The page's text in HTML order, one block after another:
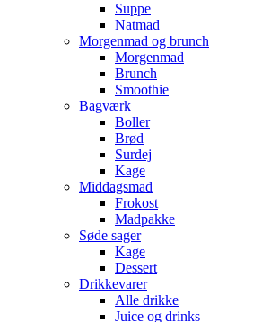
Suppe
Natmad
Morgenmad og brunch
Morgenmad
Brunch
Smoothie
Bagværk
Boller
Brød
Surdej
Kage
Middagsmad
Frokost
Madpakke
Søde sager
Kage
Dessert
Drikkevarer
Alle drikke
Juice og drinks